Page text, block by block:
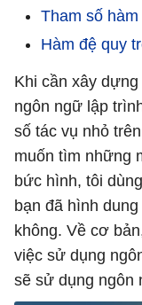
Tham số hàm
Hàm đệ quy
Khi cần xây
ngôn ngữ lập
số tác vụ nhỏ
muốn tìm những
bức hình, tôi
bạn đã hình
không. Về cơ
việc sử dụng
sẽ sử dụng ngôn